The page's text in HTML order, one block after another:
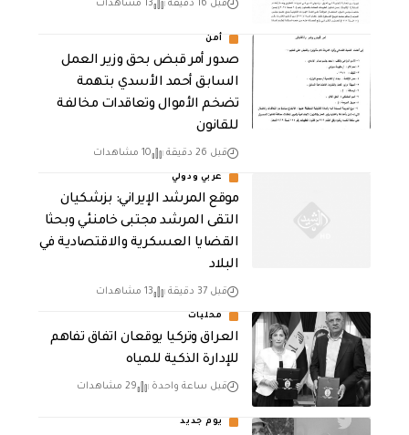
قبل 16 دقيقة 13 مشاهدات
أمن
صدور أمر قبض بحق وزير العمل
السابق أحمد الأسدي بتهمة
تضخم الأموال وتعاقدات مخالفة
للقانون
قبل 26 دقيقة 10 مشاهدات
عربي ودولي
موقع المرشد الإيراني: بزشكيان
التقى المرشد مجتبى خامنئي وبحثا
القضايا العسكرية والاقتصادية في
البلاد
قبل 37 دقيقة 13 مشاهدات
محليات
العراق وتركيا يوقعان اتفاق تفاهم
للإدارة الذكية للمياه
قبل ساعة واحدة 29 مشاهدات
يوم جديد